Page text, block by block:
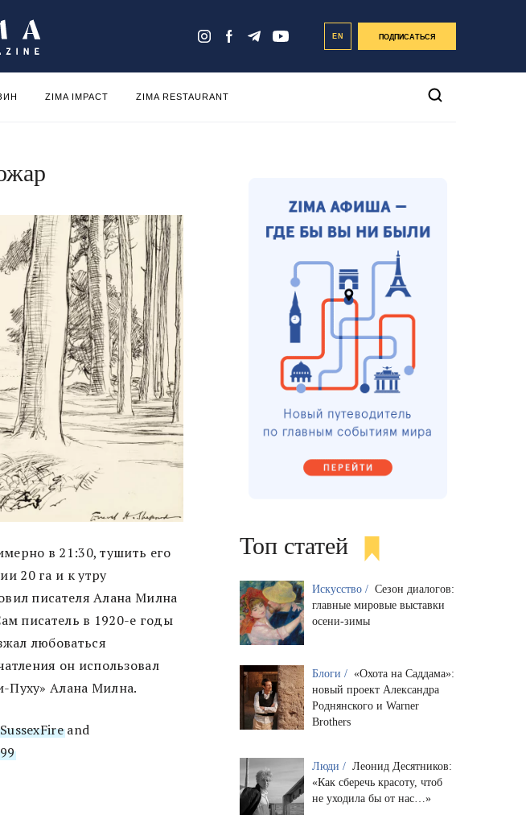
EN ПОДПИСАТЬСЯ
ZIMA IMPACT ZIMA RESTAURANT
в 21:30, тушить его
20 га и к утру
писателя Алана Милна
писатель в 1920-е годы
любоваться
он использовал
Пуху» Алана Милна.
and
Топ статей
Искусство / Сезон диалогов:
главные мировые выставки
осени-зимы
Блоги / «Охота на Саддама»:
новый проект Александра
Роднянского и Warner
Brothers
Люди / Леонид Десятников:
«Как сберечь красоту, чтоб
не уходила бы от нас…»